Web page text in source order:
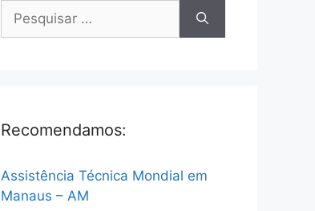
Pesquisar
Recomendamos:
Assistência Técnica Mondial em
Manaus – AM